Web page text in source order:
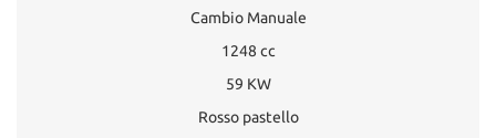
Cambio Manuale
1248 cc
59 KW
Rosso pastello